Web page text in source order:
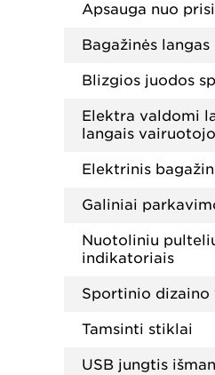
Apsauga nuo
Bagažinės langas
Blizgios juodos
Elektra valdomi
langais
Elektrinis
Galiniai
Nuotoliniu
indikatoriais
Sportinio dizaino
Tamsinti stiklai
USB jungtis